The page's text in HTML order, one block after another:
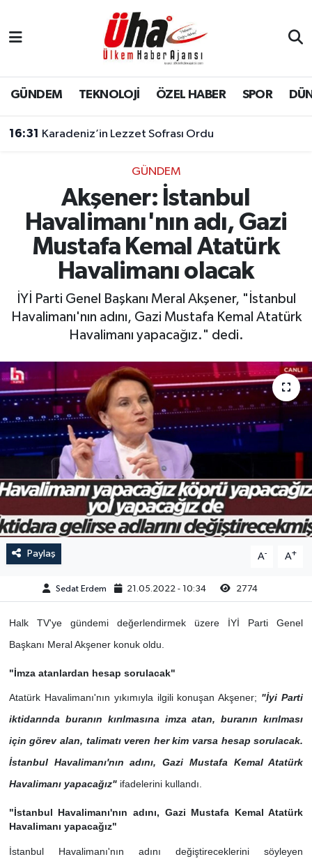
GÜNDEM TEKNOLOJİ ÖZEL HABER SPOR
16:31 Karadeniz’in Lezzet Sofrası Ordu
GÜNDEM
Akşener: İstanbul
Havalimanı'nın adı, Gazi
Mustafa Kemal Atatürk
Havalimanı olacak
İYİ Parti Genel Başkanı Meral Akşener, "İstanbul
Havalimanı'nın adını, Gazi Mustafa Kemal Atatürk
Havalimanı yapacağız." dedi.
Paylaş A- A+
Sedat Erdem 21.05.2022 - 10:34 2774
Halk TV'ye gündemi değerlendirmek üzere İYİ Parti Genel
Başkanı Meral Akşener konuk oldu.
"İmza atanlardan hesap sorulacak"
Atatürk Havalimanı'nın yıkımıyla ilgili konuşan Akşener; "İyi Parti
iktidarında buranın kırılmasına imza atan, buranın kırılması
için görev alan, talimatı veren her kim varsa hesap sorulacak.
İstanbul Havalimanı'nın adını, Gazi Mustafa Kemal Atatürk
Havalimanı yapacağız"ifadelerini kullandı.
"İstanbul Havalimanı'nın adını, Gazi Mustafa Kemal Atatürk
Havalimanı yapacağız"
İstanbul Havalimanı'nın adını değiştireceklerini söyleyen
İstanbul Nöbetçi Eczaneler
İstanbul Hava Durumu
Süper Lig Puan Durumu ve Fikstür
Tüm Manşetler
Son Dakika Haberleri
Haber Arşivi